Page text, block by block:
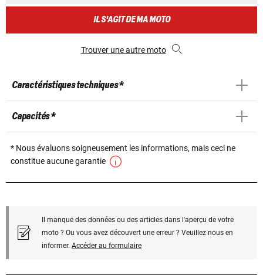
IL S'AGIT DE MA MOTO
Trouver une autre moto
Caractéristiques techniques *
Capacités *
* Nous évaluons soigneusement les informations, mais ceci ne
constitue aucune garantie
Il manque des données ou des articles dans l'aperçu de votre
moto ? Ou vous avez découvert une erreur ? Veuillez nous en
informer. Accéder au formulaire